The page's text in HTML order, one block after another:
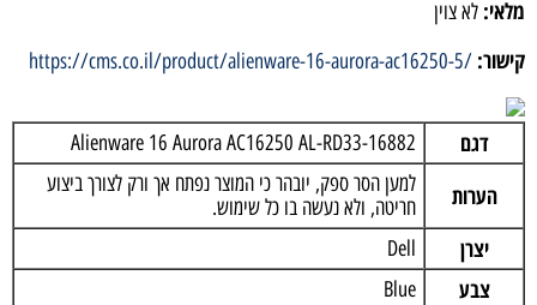
מלאי: לא צוין
קישור: https://cms.co.il/product/alienware-16-aurora-ac16250-5/
דגם Alienware 16 Aurora AC16250 AL-RD33-16882
הערות
למען הסר ספק, יובהר כי המוצר נפתח אך ורק לצורך ביצוע
חריטה, ולא נעשה בו כל שימוש.
יצרן Dell
צבע Blue